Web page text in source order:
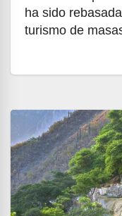
ha sido
turismo de